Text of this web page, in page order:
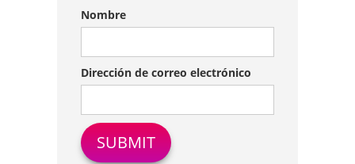
Nombre
Dirección de correo electrónico